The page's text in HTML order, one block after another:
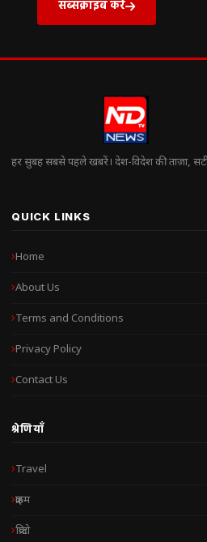
सब्सक्राइब करें
हर सुबह सबसे पहले खबरें। देश-विदेश की ताज़ा,
QUICK LINKS
Home
About Us
Terms and Conditions
Privacy Policy
Contact Us
श्रेणियाँ
Travel
क्राइम
क्रिप्टो